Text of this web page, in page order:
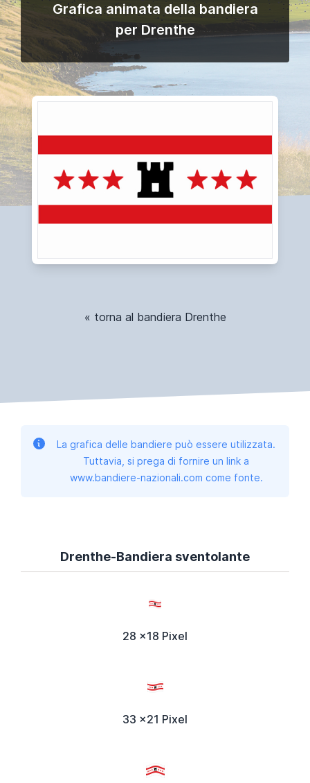
Grafica animata della bandiera
per Drenthe
« torna al bandiera Drenthe
La grafica delle bandiere può essere utilizzata.
Tuttavia, si prega di fornire un link a
www.bandiere-nazionali.com come fonte.
Drenthe-Bandiera sventolante
28 x18 Pixel
33 x21 Pixel